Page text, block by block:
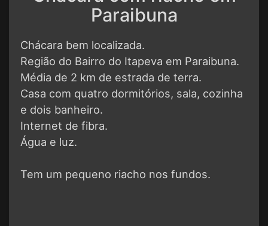
Paraibuna
Chácara bem localizada.
Região do Bairro do Itapeva em Paraibuna.
Média de 2 km de estrada de terra.
Casa com quatro dormitórios, sala, cozinha
e dois banheiro.
Internet de fibra.
Água e luz.
Tem um pequeno riacho nos fundos.